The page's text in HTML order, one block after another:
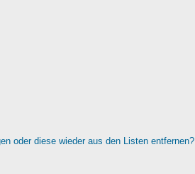
oder diese wieder aus den Listen entfernen?